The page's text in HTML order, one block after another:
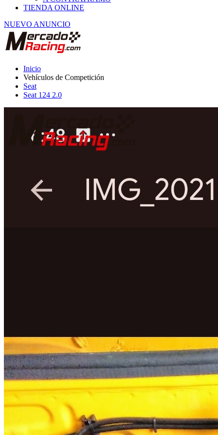
NUEVO ANUNCIO
Vehículos de Competición
Seat
Seat 124 2.0